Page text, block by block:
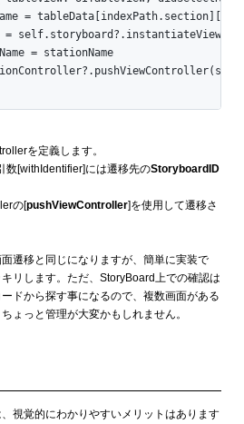
=
=
= stationName
を定義します。
[withIdentifier]には遷移先のStoryboardID
の[pushViewController]を使用して遷移さ
遷移と同じになりますが、簡単に実装で
リします。ただ、StoryBoard上での確認は
ドから探す事になるので、複数画面がある
ょっと管理が大変かもしれません。
視覚的にわかりやすいメリットはあります